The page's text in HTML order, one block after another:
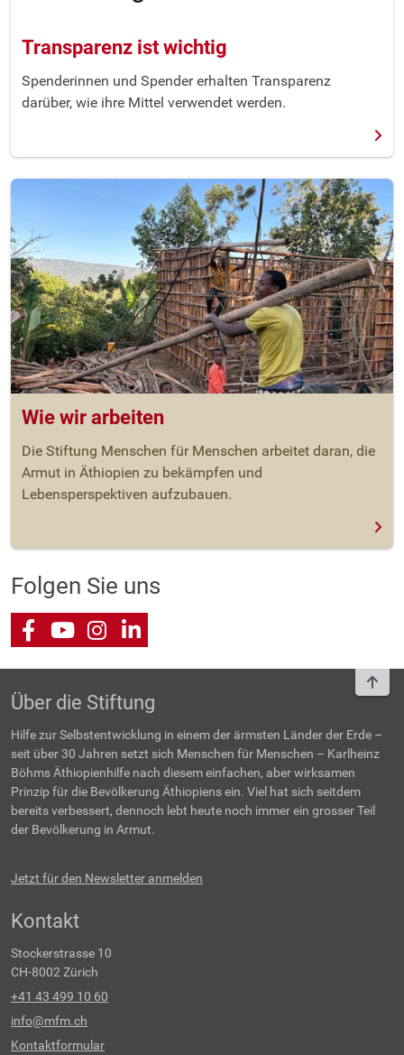
Transparenz ist wichtig
Spenderinnen und Spender erhalten Transparenz
darüber, wie ihre Mittel verwendet werden.
Wie wir arbeiten
Die Stiftung Menschen für Menschen arbeitet daran, die
Armut in Äthiopien zu bekämpfen und
Lebensperspektiven aufzubauen.
Folgen Sie uns
FacebookYoutube
Instagram
LinkedIn
Über die Stiftung
Hilfe zur Selbstentwicklung in einem der ärmsten Länder der Erde –
seit über 30 Jahren setzt sich Menschen für Menschen – Karlheinz
Böhms Äthiopienhilfe nach diesem einfachen, aber wirksamen
Prinzip für die Bevölkerung Äthiopiens ein. Viel hat sich seitdem
bereits verbessert, dennoch lebt heute noch immer ein grosser Teil
der Bevölkerung in Armut.
Jetzt für den Newsletter anmelden
Kontakt
Stockerstrasse 10
CH-8002 Zürich
+41 43 499 10 60
info@mfm.ch
Kontaktformular
To